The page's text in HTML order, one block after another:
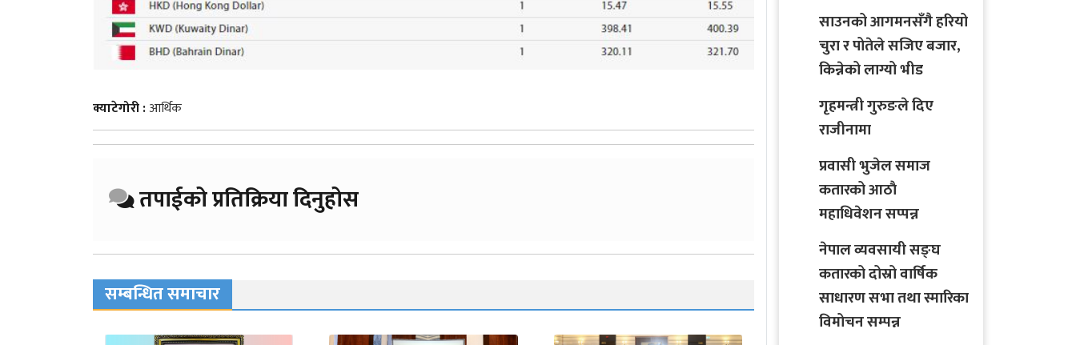
क्याटेगोरी :आर्थिक
तपाईको प्रतिक्रिया दिनुहोस
सम्बन्धित समाचार
साउनको आगमनसँगै हरियो
चुरा र पोतेले सजिए बजार,
किन्नेको लाग्यो भीड
गृहमन्त्री गुरुङले दिए
राजीनामा
प्रवासी भुजेल समाज
कतारको आठाै
महाधिवेशन सप्पन्न
नेपाल व्यवसायी सङ्घ
कतारको दोस्रो वार्षिक
साधारण सभा तथा स्मारिका
विमोचन सम्पन्न